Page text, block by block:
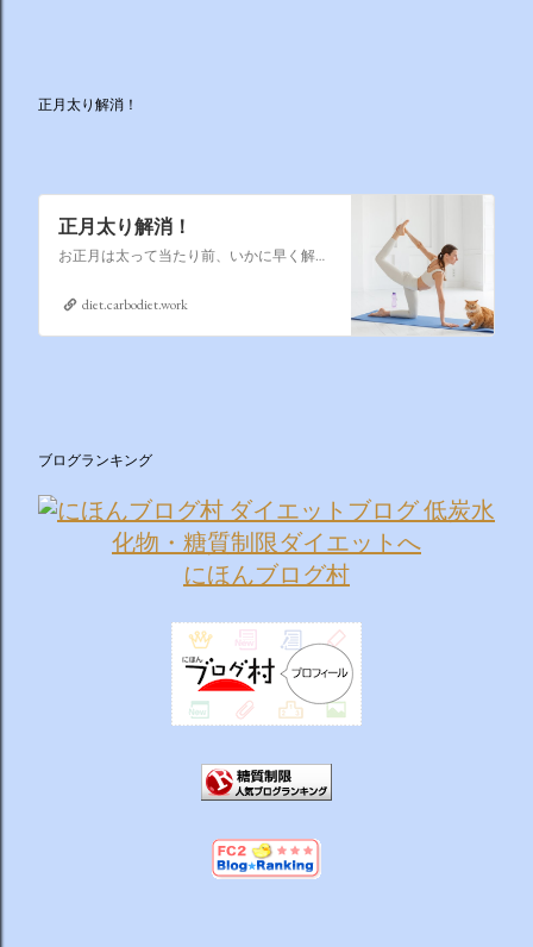
正月太り解消！
正月太り解消！
お正月は太って当たり前、いかに早く解消するかそれが課題なのです
diet.carbodiet.work
ブログランキング
にほんブログ村